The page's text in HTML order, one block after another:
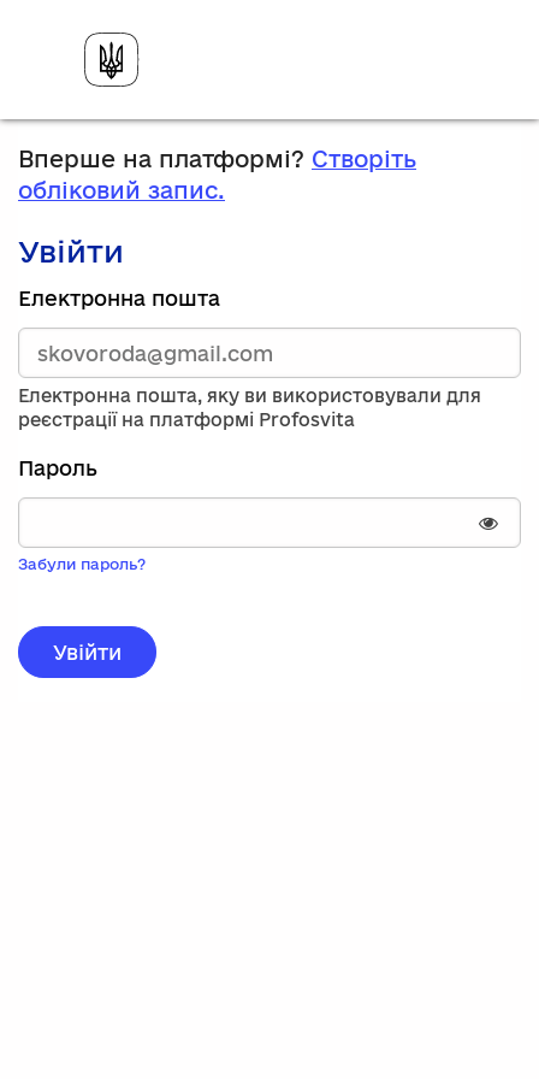
Вперше на платформі? Створіть
обліковий запис.
Увійти
Зареєструйтесь,
використавши
електронну
адресу
та
пароль.
Якщо
вас
немає
запису,
натисніть
реєстрації.
Електронна пошта
Електронна пошта, яку ви використовували для
реєстрації на платформі Profosvita
Пароль
Забули пароль?
Увійти